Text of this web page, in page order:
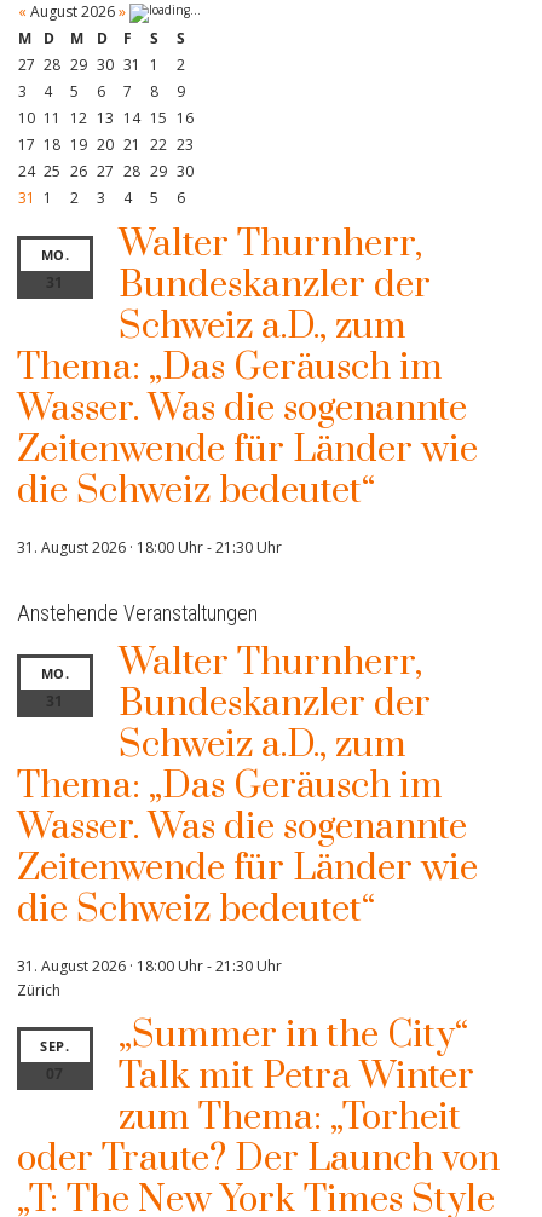
« August 2026»
M
D M D F S
S
27 28 29 30 31 1
2
3
4 5 6 7 8
9
10 11 12 13 14 15 16
17 18 19 20 21 22 23
24 25 26 27 28 29 30
31
1 2 3 4 5 6
MO.
31
Walter Thurnherr,
Bundeskanzler der
Schweiz a.D., zum
Thema: „Das Geräusch im
Wasser. Was die sogenannte
Zeitenwende für Länder wie
die Schweiz bedeutet“
31. August 2026 · 18:00 Uhr-21:30 Uhr
Anstehende Veranstaltungen
MO.
31
Walter Thurnherr,
Bundeskanzler der
Schweiz a.D., zum
Thema: „Das Geräusch im
Wasser. Was die sogenannte
Zeitenwende für Länder wie
die Schweiz bedeutet“
31. August 2026 · 18:00 Uhr-21:30 Uhr
Zürich
SEP.
07
„Summer in the City“
Talk mit Petra Winter
zum Thema: „Torheit
oder Traute? Der Launch von
„T: The New York Times Style